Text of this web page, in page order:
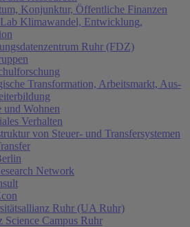
Konjunktur, Öffentliche Finanzen
Klimawandel, Entwicklung,
Ruhr (FDZ)
Transformation, Arbeitsmarkt, Aus-
und Wohnen
Verhalten
von Steuer- und Transfersystemen
Network
Ruhr (UA Ruhr)
Science Campus Ruhr